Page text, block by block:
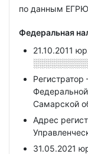
по данным
Федеральная
21.10.2011
Самарской
Адрес
31.05.2021